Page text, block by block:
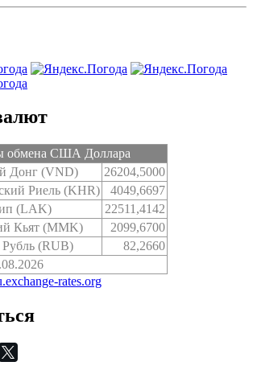
обмена США Доллара
Донг (VND)
26204,5000
Риель (KHR)
4049,6697
(LAK)
22511,4142
Кьят (MMK)
2099,6700
(RUB)
82,2660
rates.org